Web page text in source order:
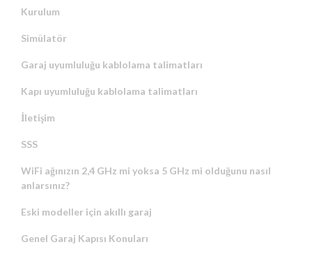
Kurulum
Simülatör
Garaj uyumluluğu kablolama talimatları
Kapı uyumluluğu kablolama talimatları
İletişim
SSS
WiFi ağınızın 2,4 GHz mi yoksa 5 GHz mi olduğunu nasıl
anlarsınız?
Eski modeller için akıllı garaj
Genel Garaj Kapısı Konuları